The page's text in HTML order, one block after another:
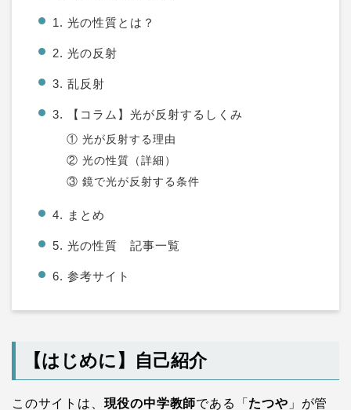
1. 光の性質とは？
2. 光の反射
3. 乱反射
3. 【コラム】光が反射するしくみ
① 光が反射する理由
② 光の性質（詳細）
③ 鏡で光が反射する条件
4. まとめ
5. 光の性質 記事一覧
6. 参考サイト
【はじめに】自己紹介
このサイトは、 現役の中学教師である「 たつや 」が管